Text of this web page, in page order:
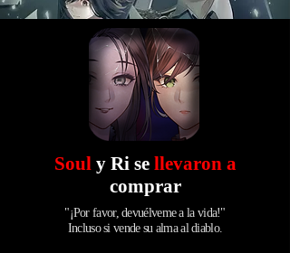
Souly Ri se llevaron a
comprar
"¡Por favor, devuélveme a la vida!"
Incluso si vende su alma al diablo.